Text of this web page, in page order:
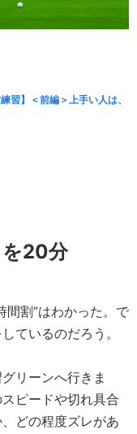
習】＜前編＞上手い人は、
20分
間割”はわかった。で
ているのだろう。
リーンへ行きま
ピードや切れ具合
どの程度ズレがあ